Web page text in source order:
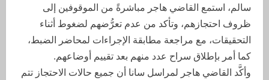
سالم، استمع القاضي هاجر مباشرةً من الموقوفين إلى
ظروف احتجازهم، وتأكد من عدم تعرُّضهم لضغوط أثناء
التحقيقات، مع مراجعة مطابقة الإجراءات لمحاضر الضبط،
كما أمر بإطلاق سراح عدد منهم بعد تقييم أوضاعهم.
وأكَّد القاضي هاجر لمراسل سانا أن جميع حالات الاحتجاز تتم